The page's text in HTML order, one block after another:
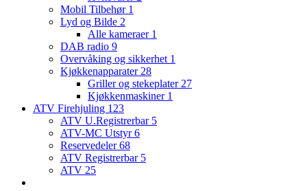
Mobil Tilbehør 1
Lyd og Bilde 2
Alle kameraer 1
DAB radio 9
Overvåking og sikkerhet 1
Kjøkkenapparater 28
Griller og stekeplater 27
Kjøkkenmaskiner 1
ATV Firehjuling 123
ATV U.Registrerbar 5
ATV-MC Utstyr6
Reservedeler68
ATV Registrerbar 5
ATV 25